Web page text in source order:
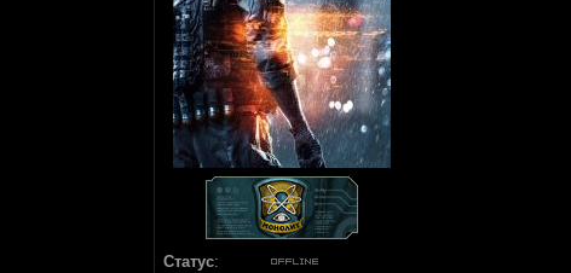
Статус: